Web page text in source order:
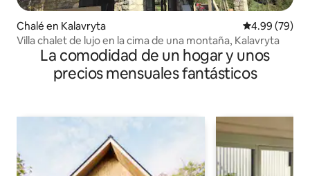
Chalé en Kalavryta Calificación
4.99 (79)
Villa chalet de lujo en la cima de una montaña, Kalavryta
La comodidad de un hogar y unos
precios mensuales fantásticos